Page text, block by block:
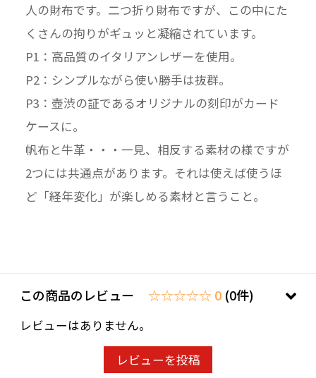
人の財布です。二つ折り財布ですが、この中にた
くさんの拘りがギュッと凝縮されています。
P1：高品質のイタリアンレザーを使用。
P2：シンプルながら使い勝手は抜群。
P3：壺渋の証であるオリジナルの刻印がカード
ケースに。
帆布と牛革・・・一見、相反する素材の様ですが
2つには共通点があります。それは使えば使うほ
ど「経年変化」が楽しめる素材と言うこと。
この商品のレビュー ☆☆☆☆☆ 0 (0件)
レビューはありません。
レビューを投稿